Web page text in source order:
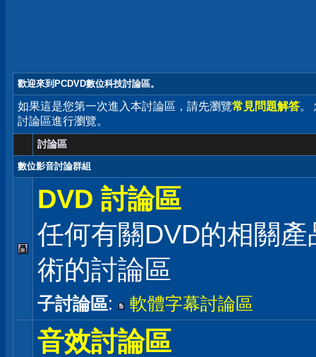
歡迎來到PCDVD數位科技討論區。
如果這是您第一次進入本討論區，請先瀏覽常見問題解答。
討論區進行瀏覽。
討論區
數位影音討論群組
DVD 討論區
任何有關DVD的相關
術的討論區
子討論區: 軟體字幕討論區
音效討論區